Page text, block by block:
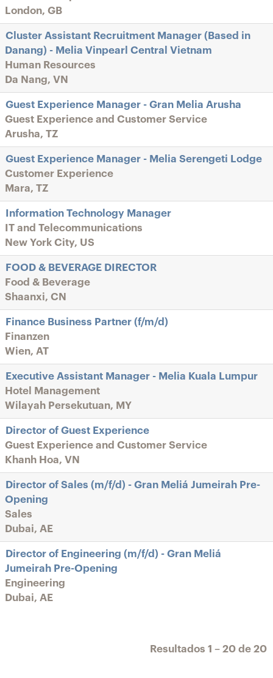
London, GB
Cluster Assistant Recruitment Manager (Based in
Danang) - Melia Vinpearl Central Vietnam
Human Resources
Da Nang, VN
Guest Experience Manager - Gran Melia Arusha
Guest Experience and Customer Service
Arusha, TZ
Guest Experience Manager - Melia Serengeti Lodge
Customer Experience
Mara, TZ
Information Technology Manager
IT and Telecommunications
New York City, US
FOOD & BEVERAGE DIRECTOR
Food & Beverage
Shaanxi, CN
Finance Business Partner (f/m/d)
Finanzen
Wien, AT
Executive Assistant Manager - Melia Kuala Lumpur
Hotel Management
Wilayah Persekutuan, MY
Director of Guest Experience
Guest Experience and Customer Service
Khanh Hoa, VN
Director of Sales (m/f/d) - Gran Meliá Jumeirah Pre-
Opening
Sales
Dubai, AE
Director of Engineering (m/f/d) - Gran Meliá
Jumeirah Pre-Opening
Engineering
Dubai, AE
Resultados 1 – 20 de 20